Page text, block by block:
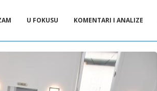
U FOKUSU KOMENTARI I ANALIZE